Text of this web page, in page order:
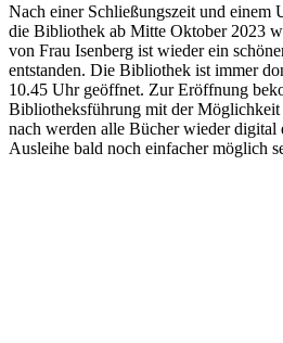
Nach einer Schließungszeit und einem
die Bibliothek ab Mitte Oktober 2023
von Frau Isenberg ist wieder ein
entstanden. Die Bibliothek ist immer
10.45 Uhr geöffnet. Zur Eröffnung
Bibliotheksführung mit der Möglichkeit
nach werden alle Bücher wieder digital
Ausleihe bald noch einfacher möglich